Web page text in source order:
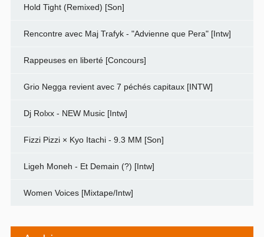
Hold Tight (Remixed) [Son]
Rencontre avec Maj Trafyk - "Advienne que Pera" [Intw]
Rappeuses en liberté [Concours]
Grio Negga revient avec 7 péchés capitaux [INTW]
Dj Rolxx - NEW Music [Intw]
Fizzi Pizzi × Kyo Itachi - 9.3 MM [Son]
Ligeh Moneh - Et Demain (?) [Intw]
Women Voices [Mixtape/Intw]